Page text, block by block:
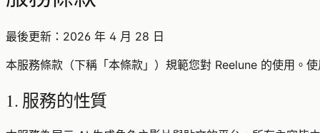
最後更新：2026 年 4 月 28 日
本服務條款（下稱「本條款」）規範您對 Reelune 的使用。
1. 服務的性質